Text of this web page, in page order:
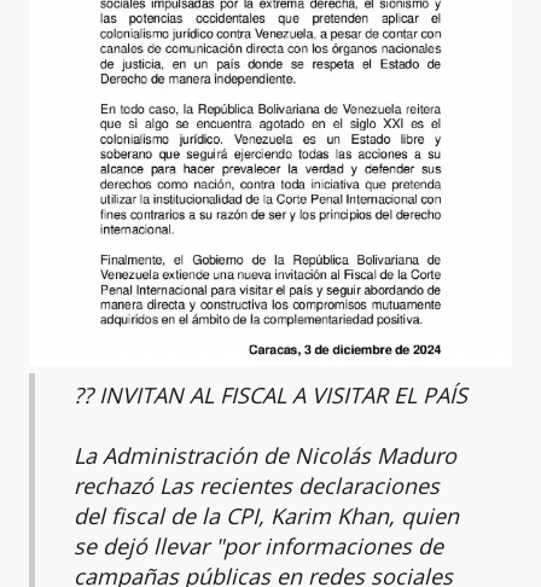
?? INVITAN AL FISCAL A VISITAR EL PAÍS
La Administración de Nicolás Maduro
rechazó Las recientes declaraciones
del fiscal de la CPI, Karim Khan, quien
se dejó llevar "por informaciones de
campañas públicas en redes sociales